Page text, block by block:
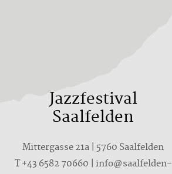
Jazzfestival
Saalfelden
Mittergasse 21a | 5760 Saalfelden
T+43 6582 70660 | info@saalfelden-